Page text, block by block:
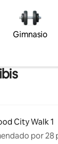
Gimnasio
City Walk 1
por 28